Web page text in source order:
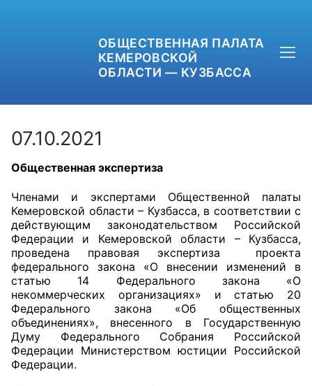
ОБЩЕСТВЕННАЯ ПАЛАТА
КЕМЕРОВСКОЙ
ОБЛАСТИ — КУЗБАССА
OPKO42@BK.RU
ОБРАТНАЯ СВЯЗЬ
Главная
Общественные советы
07.10.2021
Общественная экспертиза
Членами и экспертами Общественной палаты
Кемеровской области – Кузбасса, в соответствии с
действующим законодательством Российской
Федерации и Кемеровской области – Кузбасса,
проведена правовая экспертиза проекта
федерального закона «О внесении изменений в
статью 14 Федерального закона «О
некоммерческих организациях» и статью 20
Федерального закона «Об общественных
объединениях», внесенного в Государственную
Думу Федерального Собрания Российской
Федерации Министерством юстиции Российской
Федерации.